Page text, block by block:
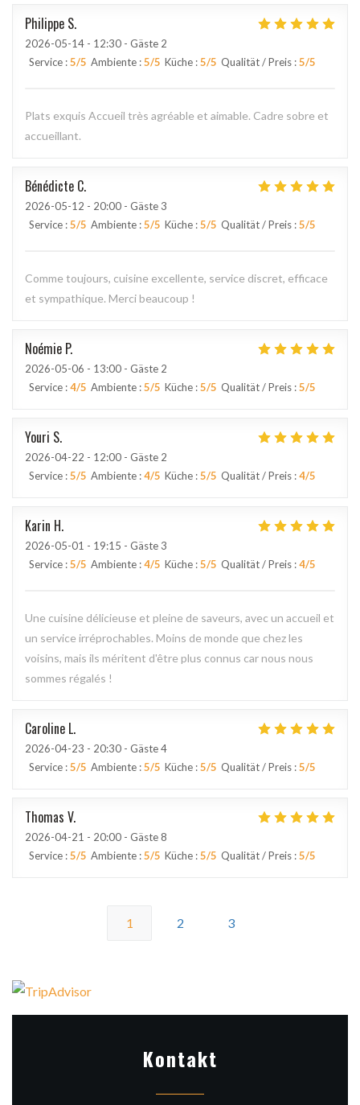
Philippe S
2026-05-14 - 12:30 - Gäste 2
Service :5/5 Ambiente :5/5 Küche :5/5 Qualität / Preis :5/5
Plats exquis Accueil très agréable et aimable. Cadre sobre et
accueillant.
Bénédicte C
2026-05-12 - 20:00 - Gäste 3
Service :5/5 Ambiente :5/5 Küche :5/5 Qualität / Preis :5/5
Comme toujours, cuisine excellente, service discret, efficace
et sympathique. Merci beaucoup !
Noémie P
2026-05-06 - 13:00 - Gäste 2
Service :4/5 Ambiente :5/5 Küche :5/5 Qualität / Preis :5/5
Youri S
2026-04-22 - 12:00 - Gäste 2
Service :5/5 Ambiente :4/5 Küche :5/5 Qualität / Preis :4/5
Karin H
2026-05-01 - 19:15 - Gäste 3
Service :5/5 Ambiente :4/5 Küche :5/5 Qualität / Preis :4/5
Une cuisine délicieuse et pleine de saveurs, avec un accueil et
un service irréprochables. Moins de monde que chez les
voisins, mais ils méritent d'être plus connus car nous nous
sommes régalés !
Caroline L
2026-04-23 - 20:30 - Gäste 4
Service :5/5 Ambiente :5/5 Küche :5/5 Qualität / Preis :5/5
Thomas V
2026-04-21 - 20:00 - Gäste 8
Service :5/5 Ambiente :5/5 Küche :5/5 Qualität / Preis :5/5
1 2 3
Kontakt